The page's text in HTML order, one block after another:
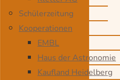
Schülerzeitung
Kooperationen
EMBL
Haus der Astronomie
Kaufland Heidelberg